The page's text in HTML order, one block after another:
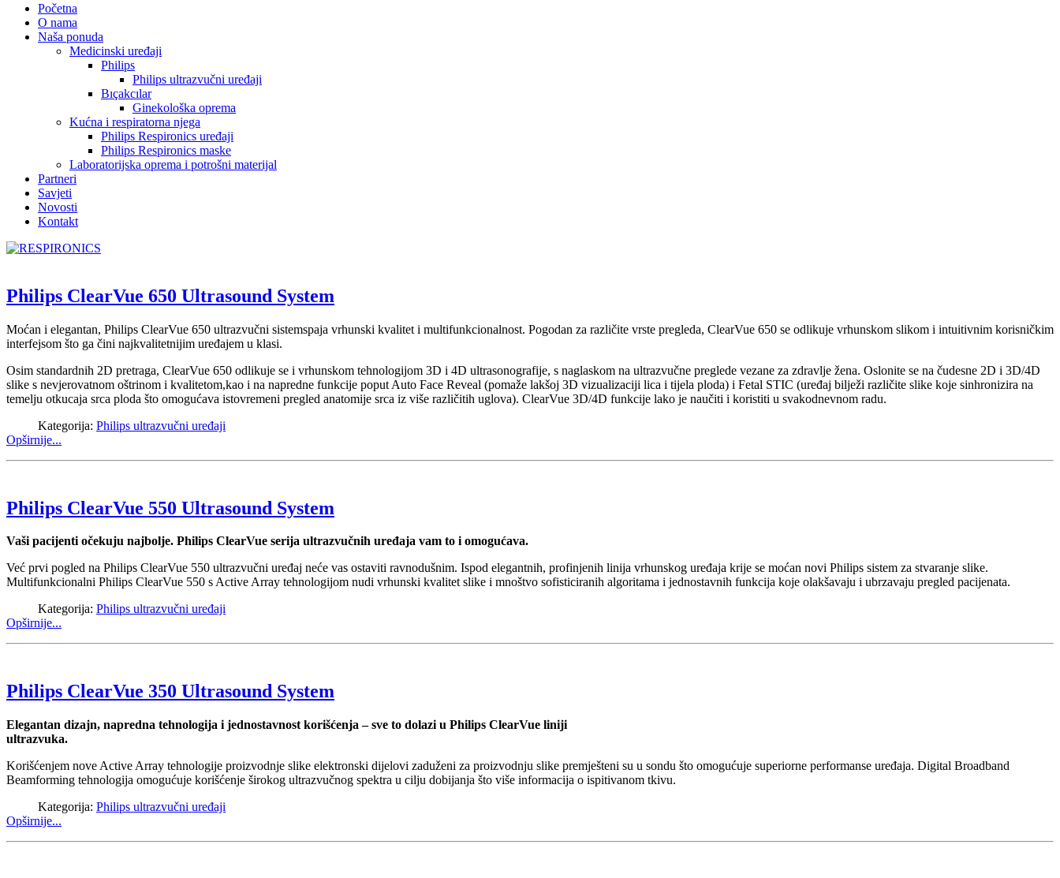
Početna
O nama
Naša ponuda
Medicinski uređaji
Philips
Philips ultrazvučni uređaji
Bıçakcılar
Ginekološka oprema
Kućna i respiratorna njega
Philips Respironics uređaji
Philips Respironics maske
Laboratorijska oprema i potrošni materijal
Partneri
Savjeti
Novosti
Kontakt
Philips ClearVue 650 Ultrasound System
Moćan i elegantan, Philips ClearVue 650 ultrazvučni sistemspaja vrhunski kvalitet i multifunkcionalnost. Pogodan za različite vrste pregleda, ClearVue 650 se odlikuje vrhunskom slikom i intuitivnim korisničkim
interfejsom što ga čini najkvalitetnijim uređajem u klasi.
Osim standardnih 2D pretraga, ClearVue 650 odlikuje se i vrhunskom tehnologijom 3D i 4D ultrasonografije, s naglaskom na ultrazvučne preglede vezane za zdravlje žena. Oslonite se na čudesne 2D i 3D/4D
slike s nevjerovatnom oštrinom i kvalitetom,kao i na napredne funkcije poput Auto Face Reveal (pomaže lakšoj 3D vizualizaciji lica i tijela ploda) i Fetal STIC (uređaj bilježi različite slike koje sinhronizira na
temelju otkucaja srca ploda što omogućava istovremeni pregled anatomije srca iz više različitih uglova). ClearVue 3D/4D funkcije lako je naučiti i koristiti u svakodnevnom radu.
Kategorija: Philips ultrazvučni uređaji
Opširnije...
Philips ClearVue 550 Ultrasound System
Vaši pacijenti očekuju najbolje. Philips ClearVue serija ultrazvučnih uređaja vam to i omogućava.
Već prvi pogled na Philips ClearVue 550 ultrazvučni uređaj neće vas ostaviti ravnodušnim. Ispod elegantnih, profinjenih linija vrhunskog uređaja krije se moćan novi Philips sistem za stvaranje slike.
Multifunkcionalni Philips ClearVue 550 s Active Array tehnologijom nudi vrhunski kvalitet slike i mnoštvo sofisticiranih algoritama i jednostavnih funkcija koje olakšavaju i ubrzavaju pregled pacijenata.
Kategorija: Philips ultrazvučni uređaji
Opširnije...
Philips ClearVue 350 Ultrasound System
Elegantan dizajn, napredna tehnologija i jednostavnost korišćenja – sve to dolazi u Philips ClearVue liniji
ultrazvuka.
Korišćenjem nove Active Array tehnologije proizvodnje slike elektronski dijelovi zaduženi za proizvodnju slike premješteni su u sondu što omogućuje superiorne performanse uređaja. Digital Broadband
Beamforming tehnologija omogućuje korišćenje širokog ultrazvučnog spektra u cilju dobijanja što više informacija o ispitivanom tkivu.
Kategorija: Philips ultrazvučni uređaji
Opširnije...